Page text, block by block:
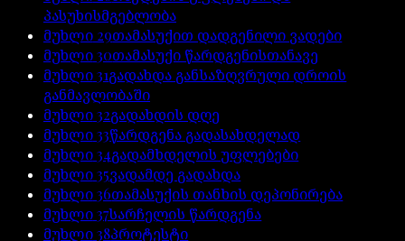
პასუხისმგებლობა
მუხლი 29თამასუქით დადგენილი ვადები
მუხლი30თამასუქი წარდგენისთანავე
მუხლი31გადახდა განსაზღვრული დროის
განმავლობაში
მუხლი32გადახდის დღე
მუხლი33წარდგენა გადასახდელად
მუხლი34გადამხდელის უფლებები
მუხლი35ვადამდე გადახდა
მუხლი36თამასუქის თანხის დეპონირება
მუხლი37სარჩელის წარდგენა
მუხლი38პროტესტი